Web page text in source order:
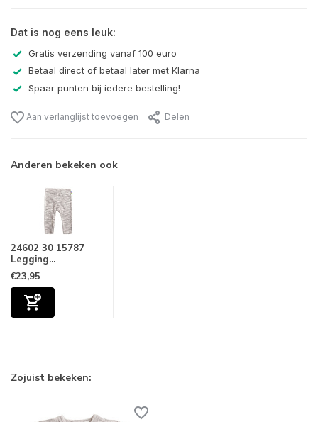
Dat is nog eens leuk:
Gratis verzending vanaf 100 euro
Betaal direct of betaal later met Klarna
Spaar punten bij iedere bestelling!
Aan verlanglijst toevoegen Delen
Anderen bekeken ook
24602 30 15787
Legging...
€23,95
Zojuist bekeken: